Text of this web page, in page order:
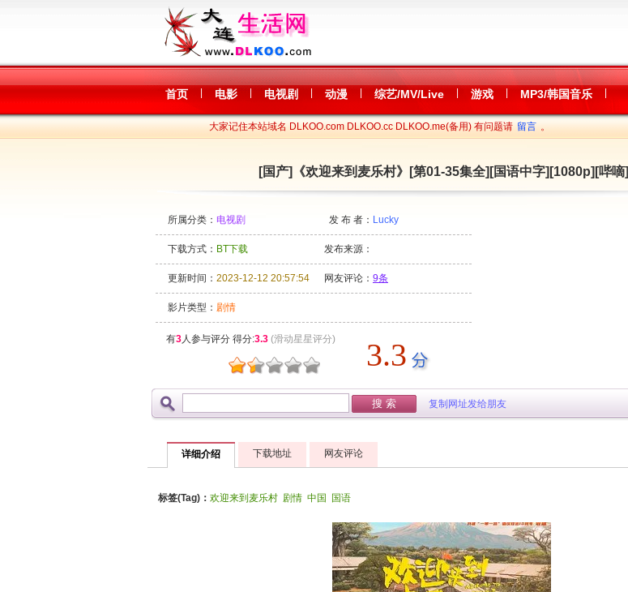
首页 电影 电视剧 动漫 综艺/MV/Live 游戏 MP3/韩国音乐
大家记住本站域名 DLKOO.com DLKOO.cc DLKOO.me(备用) 有问题请 留言 。
[国产]《欢迎来到麦乐村》[第01-35集全][国语中字][1080p][哔嘀]
所属分类： 电视剧 发 布 者： Lucky
下载方式： BT下载 发布来源：
更新时间： 2023-12-12 20:57:54 网友评论： 9条
影片类型： 剧情
有3人参与评分 得分:3.3 (滑动星星评分) 3.3
复制网址发给朋友
详细介绍 下载地址 网友评论
标签(Tag)： 欢迎来到麦乐村 剧情 中国 国语